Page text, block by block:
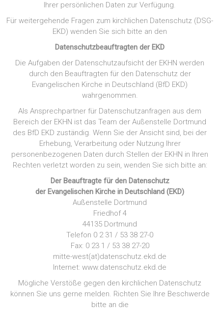
Ihrer persönlichen Daten zur Verfügung.
Für weitergehende Fragen zum kirchlichen Datenschutz (DSG-
EKD) wenden Sie sich bitte an den
Datenschutzbeauftragten der EKD
Die Aufgaben der Datenschutzaufsicht der EKHN werden
durch den Beauftragten für den Datenschutz der
Evangelischen Kirche in Deutschland (BfD EKD)
wahrgenommen.
Als Ansprechpartner für Datenschutzanfragen aus dem
Bereich der EKHN ist das Team der Außenstelle Dortmund
des BfD EKD zuständig. Wenn Sie der Ansicht sind, bei der
Erhebung, Verarbeitung oder Nutzung Ihrer
personenbezogenen Daten durch Stellen der EKHN in Ihren
Rechten verletzt worden zu sein, wenden Sie sich bitte an:
Der Beauftragte für den Datenschutz
der Evangelischen Kirche in Deutschland (EKD)
Außenstelle Dortmund
Friedhof 4
44135 Dortmund
Telefon 0 2 31 / 53 38 27-0
Fax: 0 23 1 / 53 38 27-20
mitte-west(at)datenschutz.ekd.de
Internet: www.datenschutz.ekd.de
Mögliche Verstöße gegen den kirchlichen Datenschutz
können Sie uns gerne melden. Richten Sie Ihre Beschwerde
bitte an die